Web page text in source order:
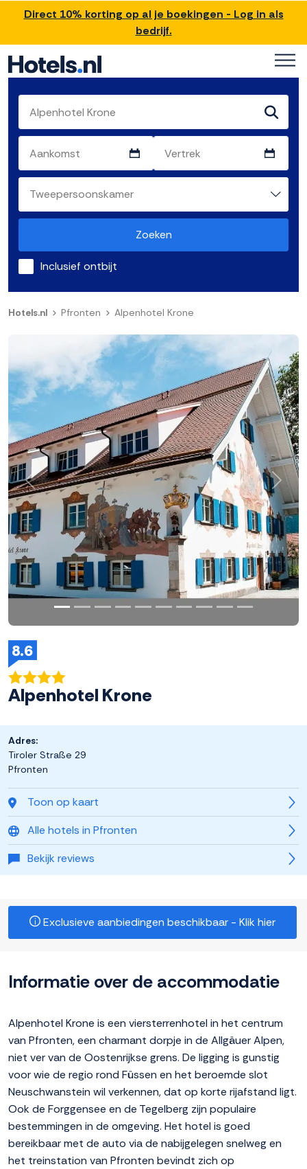
Direct 10% korting op al je boekingen - Log in als
bedrijf.
Zoeken
Inclusief ontbijt
Hotels.nl Pfronten Alpenhotel Krone
8.6
Alpenhotel Krone
Toon op kaart
Alle hotels in Pfronten
Bekijk reviews
Adres:
Tiroler Straße 29
Pfronten
Exclusieve aanbiedingen beschikbaar - Klik hier
Informatie over de accommodatie
Alpenhotel Krone is een viersterrenhotel in het centrum
van Pfronten, een charmant dorpje in de Allgäuer Alpen,
niet ver van de Oostenrijkse grens. De ligging is gunstig
voor wie de regio rond Füssen en het beroemde slot
Neuschwanstein wil verkennen, dat op korte rijafstand ligt.
Ook de Forggensee en de Tegelberg zijn populaire
bestemmingen in de omgeving. Het hotel is goed
bereikbaar met de auto via de nabijgelegen snelweg en
het treinstation van Pfronten bevindt zich op